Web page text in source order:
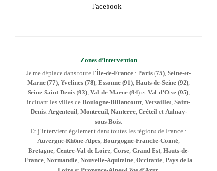
Facebook
Zones d’intervention
Je me déplace dans toute l’Île-de-France : Paris (75), Seine-et-
Marne (77), Yvelines (78), Essonne (91), Hauts-de-Seine (92),
Seine-Saint-Denis (93), Val-de-Marne (94)et Val-d’Oise (95),
incluant les villes de Boulogne-Billancourt, Versailles, Saint-
Denis, Argenteuil, Montreuil, Nanterre, Créteilet Aulnay-
sous-Bois.
Et j’intervient également dans toutes les régions de France :
Auvergne-Rhône-Alpes, Bourgogne-Franche-Comté,
Bretagne, Centre-Val de Loire, Corse, Grand Est, Hauts-de-
France, Normandie, Nouvelle-Aquitaine, Occitanie, Pays de la